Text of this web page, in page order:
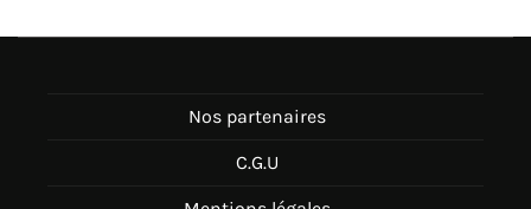
Nos partenaires
C.G.U